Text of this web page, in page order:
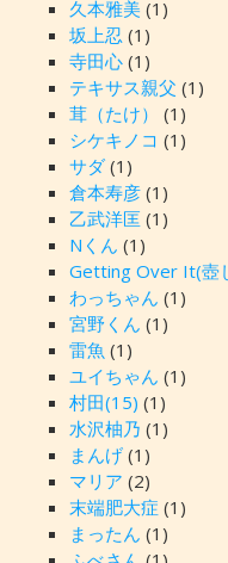
久本雅美(1)
坂上忍 (1)
寺田心(1)
テキサス親父 (1)
茸（たけ）
(1)
シケキノコ (1)
サダ(1)
倉本寿彦(1)
乙武洋匡 (1)
Nくん (1)
Getting Over It(壺
わっちゃん (1)
宮野くん (1)
雷魚 (1)
ユイちゃん (1)
村田(15) (1)
水沢柚乃 (1)
まんげ(1)
マリア (2)
末端肥大症 (1)
まったん (1)